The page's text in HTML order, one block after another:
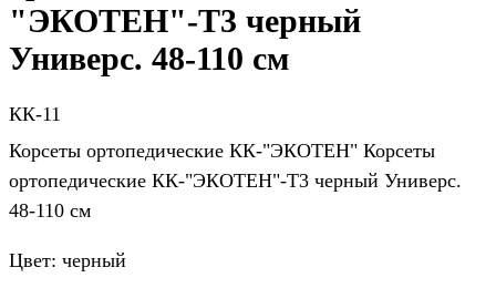
"ЭКОТЕН"-Т3 черный
Универс. 48-110 см
КК-11
Корсеты ортопедические КК-"ЭКОТЕН" Корсеты
ортопедические КК-"ЭКОТЕН"-Т3 черный Универс.
48-110 см
Цвет: черный